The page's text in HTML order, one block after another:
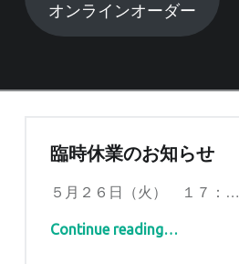
オンラインオーダー
臨時休業のお知らせ
５月２６日（火） １７：…
Continue reading“臨時休業のお知らせ”
…